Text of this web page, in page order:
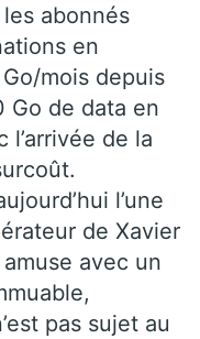
abonnés
en
mois depuis
Go de data en
l’arrivée de la
l’une
de Xavier
avec un
pas sujet au